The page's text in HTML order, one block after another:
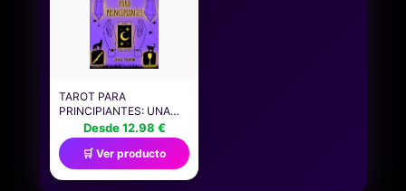
TAROT PARA
PRINCIPIANTES: UNA
GUÍA PARA
COMPRENDER LOS
SIGNIFICADOS CLAVE
DE LOS ARCANOS
MAYORES Y MENORES,
Desde 12.98 €
🛒 Ver producto